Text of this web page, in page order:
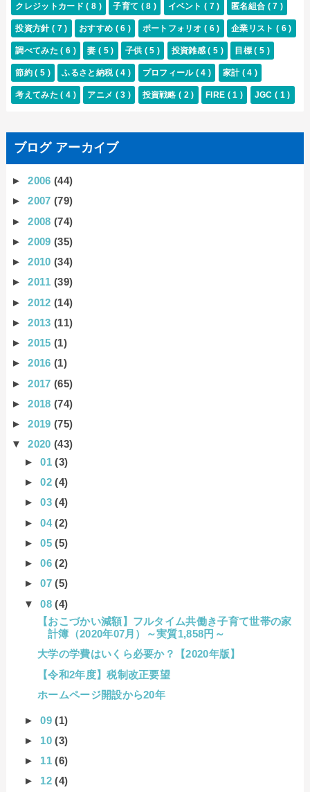
クレジットカード( 8 ) 子育て ( 8 ) イベント( 7 ) 匿名組合 ( 7 )
投資方針( 7 ) おすすめ ( 6 ) ポートフォリオ( 6 ) 企業リスト ( 6 )
調べてみた( 6 ) 妻 ( 5 ) 子供 ( 5 ) 投資雑感( 5 ) 目標( 5 )
節約( 5 ) ふるさと納税 ( 4 ) プロフィール ( 4 ) 家計 ( 4 )
考えてみた( 4 ) アニメ ( 3 ) 投資戦略( 2 ) FIRE ( 1 ) JGC ( 1 )
ブログ アーカイブ
►2006(44)
►2007(79)
►2008(74)
►2009(35)
►2010(34)
►2011(39)
►2012(14)
►2013(11)
►2015(1)
►2016(1)
►2017(65)
►2018(74)
►2019(75)
▼2020(43)
►01(3)
►02(4)
►03(4)
►04(2)
►05(5)
►06(2)
►07(5)
▼08(4)
【おこづかい減額】フルタイム共働き子育て世帯の家
計簿（2020年07月）～実質1,858円～
大学の学費はいくら必要か？【2020年版】
【令和2年度】税制改正要望
ホームページ開設から20年
►09(1)
► 10(3)
► 11(6)
► 12(4)